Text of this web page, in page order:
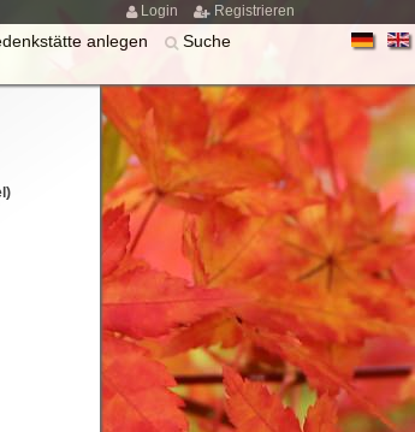
Login Registrieren
anlegen Suche